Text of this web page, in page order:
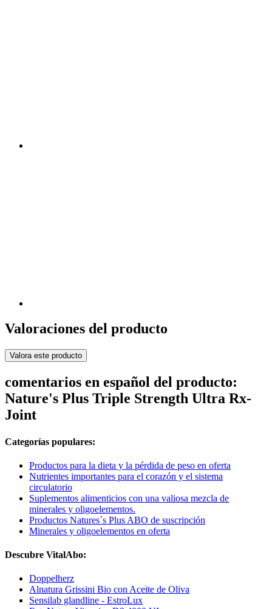
Valoraciones del producto
Valora este producto
comentarios en español del producto:
Nature's Plus Triple Strength Ultra Rx-
Joint
Categorías populares:
Productos para la dieta y la pérdida de peso en oferta
Nutrientes importantes para el corazón y el sistema
circulatorio
Suplementos alimenticios con una valiosa mezcla de
minerales y oligoelementos.
Productos Natures´s Plus ABO de suscripción
Minerales y oligoelementos en oferta
Descubre VitalAbo:
Doppelherz
Alnatura Grissini Bio con Aceite de Oliva
Sensilab glandline - EstroLux